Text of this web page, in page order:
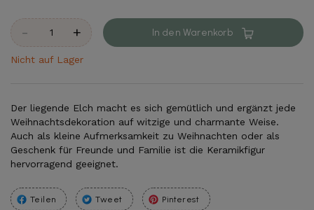
- + In den Warenkorb
Nicht auf Lager
Der liegende Elch macht es sich gemütlich und ergänzt jede
Weihnachtsdekoration auf witzige und charmante Weise.
Auch als kleine Aufmerksamkeit zu Weihnachten oder als
Geschenk für Freunde und Familie ist die Keramikfigur
hervorragend geeignet.
Teilen Tweet Pinterest